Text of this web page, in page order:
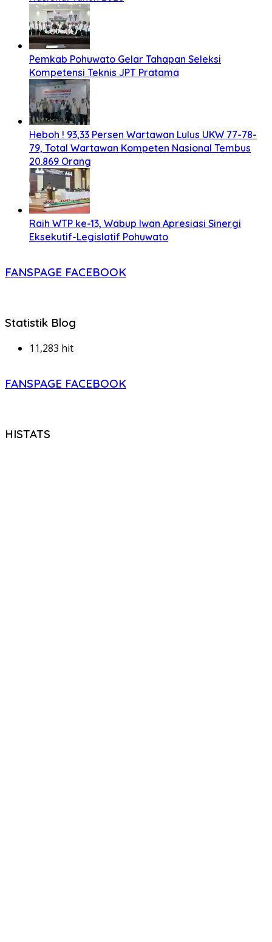
Pemkab Pohuwato Gelar Tahapan Seleksi
Kompetensi Teknis JPT Pratama
Heboh ! 93,33 Persen Wartawan Lulus UKW 77-78-
79, Total Wartawan Kompeten Nasional Tembus
20.869 Orang
Raih WTP ke-13, Wabup Iwan Apresiasi Sinergi
Eksekutif-Legislatif Pohuwato
FANSPAGE FACEBOOK
Statistik Blog
11,283 hit
FANSPAGE FACEBOOK
HISTATS